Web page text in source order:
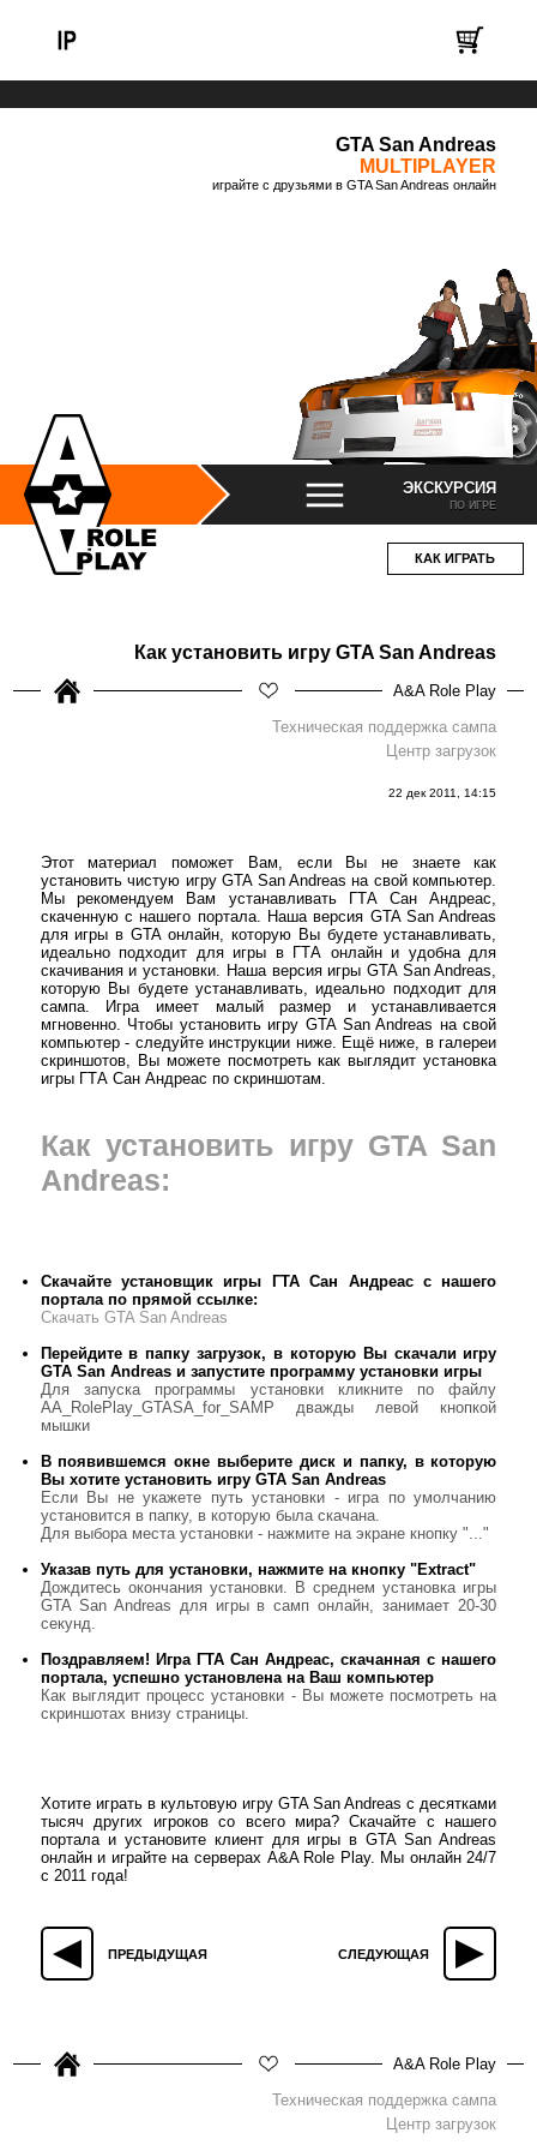
GTA San Andreas
MULTIPLAYER
играйте с друзьями в GTA San Andreas онлайн
ЭКСКУРСИЯ
ПО ИГРЕ
КАК ИГРАТЬ
Как установить игру GTA San Andreas
A&A Role Play
Техническая поддержка сампа
Центр загрузок
22 дек 2011, 14:15
Этот материал поможет Вам, если Вы не знаете как
установить чистую игру GTA San Andreas на свой компьютер.
Мы рекомендуем Вам устанавливать ГТА Сан Андреас,
скаченную с нашего портала. Наша версия GTA San Andreas
для игры в GTA онлайн, которую Вы будете устанавливать,
идеально подходит для игры в ГТА онлайн и удобна для
скачивания и установки. Наша версия игры GTA San Andreas,
которую Вы будете устанавливать, идеально подходит для
сампа. Игра имеет малый размер и устанавливается
мгновенно. Чтобы установить игру GTA San Andreas на свой
компьютер - следуйте инструкции ниже. Ещё ниже, в галереи
скриншотов, Вы можете посмотреть как выглядит установка
игры ГТА Сан Андреас по скриншотам.
Как установить игру GTA San
Andreas:
Скачайте установщик игры ГТА Сан Андреас с нашего
портала по прямой ссылке:
Скачать GTA San Andreas
Перейдите в папку загрузок, в которую Вы скачали игру
GTA San Andreas и запустите программу установки игры
Для запуска программы установки кликните по файлу
AA_RolePlay_GTASA_for_SAMP дважды левой кнопкой
мышки
В появившемся окне выберите диск и папку, в которую
Вы хотите установить игру GTA San Andreas
Если Вы не укажете путь установки - игра по умолчанию
установится в папку, в которую была скачана.
Для выбора места установки - нажмите на экране кнопку "..."
Указав путь для установки, нажмите на кнопку "Extract"
Дождитесь окончания установки. В среднем установка игры
GTA San Andreas для игры в самп онлайн, занимает 20-30
секунд.
Поздравляем! Игра ГТА Сан Андреас, скачанная с нашего
портала, успешно установлена на Ваш компьютер
Как выглядит процесс установки - Вы можете посмотреть на
скриншотах внизу страницы.
Хотите играть в культовую игру GTA San Andreas с десятками
тысяч других игроков со всего мира? Скачайте с нашего
портала и установите клиент для игры в GTA San Andreas
онлайн и играйте на серверах A&A Role Play. Мы онлайн 24/7
с 2011 года!
ПРЕДЫДУЩАЯ СЛЕДУЮЩАЯ
A&A Role Play
Техническая поддержка сампа
Центр загрузок